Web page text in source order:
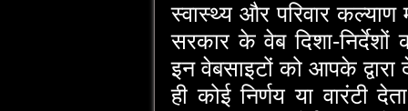
स्‍वास्‍थ्‍य और परिवार
सरकार के वेब दिशा-
इन वेबसाइटों को आपके
ही कोई निर्णय या वारंटी